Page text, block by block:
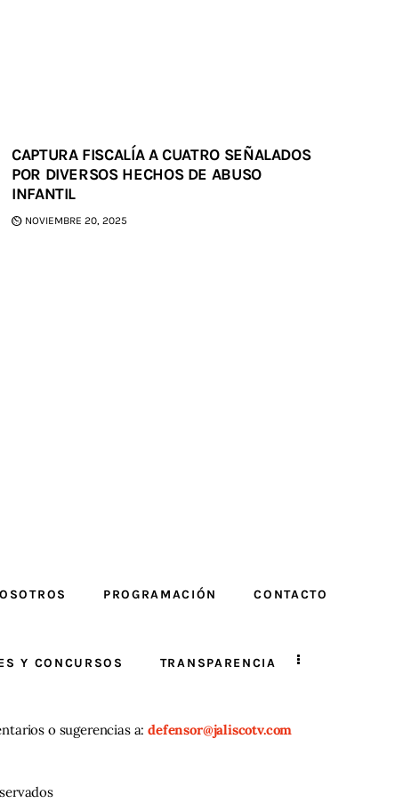
CAPTURA FISCALÍA A CUATRO SEÑALADOS
POR DIVERSOS HECHOS DE ABUSO
INFANTIL
NOVIEMBRE 20, 2025
PROGRAMACIÓN CONTACTO
Y CONCURSOS TRANSPARENCIA
o sugerencias a:defensor@jaliscotv.com